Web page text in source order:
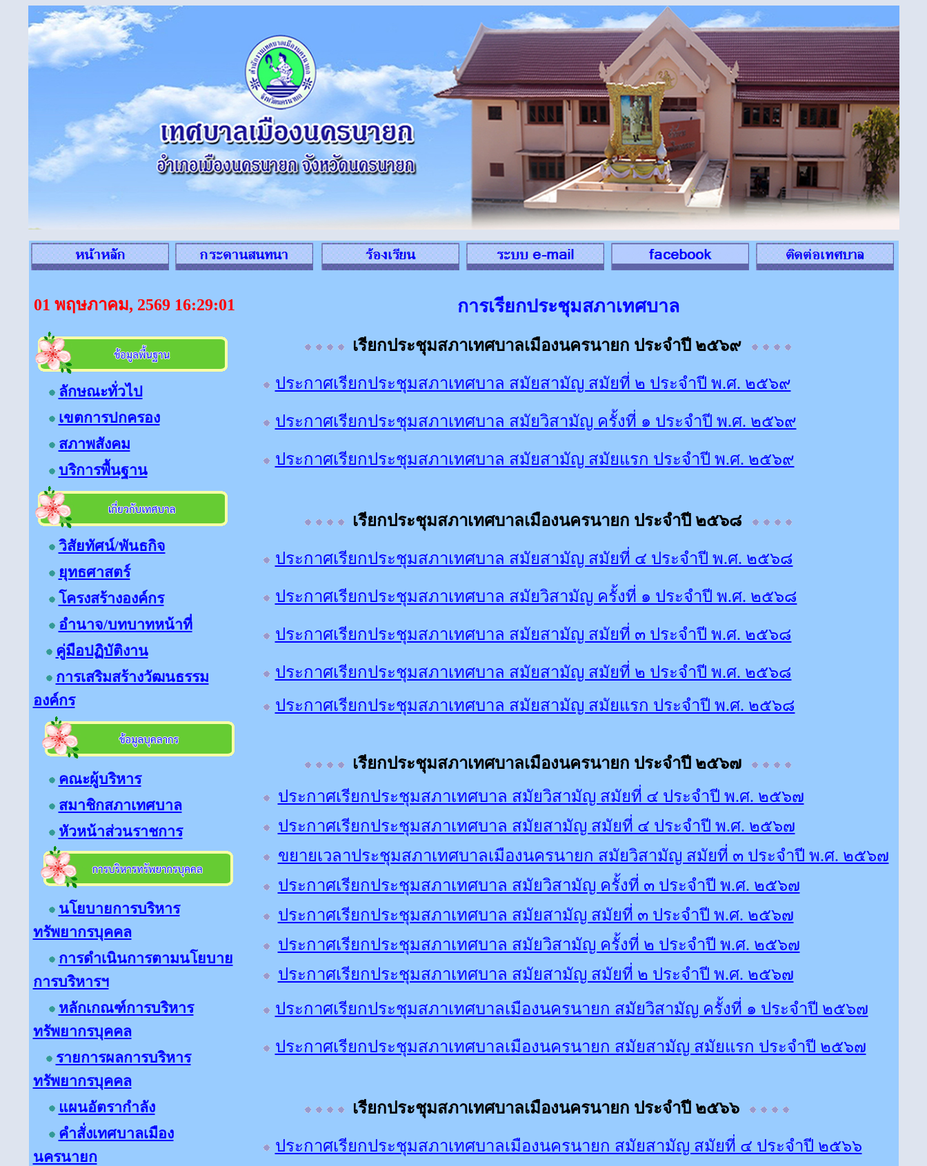
01 พฤษภาคม, 2569 16:29:01
ลักษณะทั่วไป
เขตการปกครอง
สภาพสังคม
บริการพื้นฐาน
วิสัยทัศน์/พันธกิจ
ยุทธศาสตร์
โครงสร้างองค์กร
อำนาจ/บทบาทหน้าที่
คู่มือปฏิบัติงาน
การเสริมสร้างวัฒนธรรม
องค์กร
คณะผู้บริหาร
สมาชิกสภาเทศบาล
หัวหน้าส่วนราชการ
นโยบายการบริหาร
ทรัพยากรบุคคล
การดำเนินการตามนโยบาย
การบริหารฯ
หลักเกณฑ์การบริหาร
ทรัพยากรบุคคล
รายการผลการบริหาร
ทรัพยากรบุคคล
แผนอัตรากำลัง
คำสั่งเทศบาลเมือง
นครนายก
การเรียกประชุมสภาเทศบาล
เรียกประชุมสภาเทศบาลเมืองนครนายก ประจำปี ๒๕๖๙
ประกาศเรียกประชุมสภาเทศบาล สมัยสามัญ สมัยที่ ๒ ประจำปี พ.ศ. ๒๕๖๙
ประกาศเรียกประชุมสภาเทศบาล สมัยวิสามัญ ครั้งที่ ๑ ประจำปี พ.ศ. ๒๕๖๙
ประกาศเรียกประชุมสภาเทศบาล สมัยสามัญ สมัยแรก ประจำปี พ.ศ. ๒๕๖๙
เรียกประชุมสภาเทศบาลเมืองนครนายก ประจำปี ๒๕๖๘
ประกาศเรียกประชุมสภาเทศบาล สมัยสามัญ สมัยที่ ๔ ประจำปี พ.ศ. ๒๕๖๘
ประกาศเรียกประชุมสภาเทศบาล สมัยวิสามัญ ครั้งที่ ๑ ประจำปี พ.ศ. ๒๕๖๘
ประกาศเรียกประชุมสภาเทศบาล สมัยสามัญ สมัยที่ ๓ ประจำปี พ.ศ. ๒๕๖๘
ประกาศเรียกประชุมสภาเทศบาล สมัยสามัญ สมัยที่ ๒ ประจำปี พ.ศ. ๒๕๖๘
ประกาศเรียกประชุมสภาเทศบาล สมัยสามัญ สมัยแรก ประจำปี พ.ศ. ๒๕๖๘
เรียกประชุมสภาเทศบาลเมืองนครนายก ประจำปี ๒๕๖๗
ประกาศเรียกประชุมสภาเทศบาล สมัยวิสามัญ สมัยที่ ๔ ประจำปี พ.ศ. ๒๕๖๗
ประกาศเรียกประชุมสภาเทศบาล สมัยสามัญ สมัยที่ ๔ ประจำปี พ.ศ. ๒๕๖๗
ขยายเวลาประชุมสภาเทศบาลเมืองนครนายก สมัยวิสามัญ สมัยที่ ๓ ประจำปี พ.ศ. ๒๕๖๗
ประกาศเรียกประชุมสภาเทศบาล สมัยวิสามัญ ครั้งที่ ๓ ประจำปี พ.ศ. ๒๕๖๗
ประกาศเรียกประชุมสภาเทศบาล สมัยสามัญ สมัยที่ ๓ ประจำปี พ.ศ. ๒๕๖๗
ประกาศเรียกประชุมสภาเทศบาล สมัยวิสามัญ ครั้งที่ ๒ ประจำปี พ.ศ. ๒๕๖๗
ประกาศเรียกประชุมสภาเทศบาล สมัยสามัญ สมัยที่ ๒ ประจำปี พ.ศ. ๒๕๖๗
ประกาศเรียกประชุมสภาเทศบาลเมืองนครนายก สมัยวิสามัญ ครั้งที่ ๑ ประจำปี ๒๕๖๗
ประกาศเรียกประชุมสภาเทศบาลเมืองนครนายก สมัยสามัญ สมัยแรก ประจำปี ๒๕๖๗
เรียกประชุมสภาเทศบาลเมืองนครนายก ประจำปี ๒๕๖๖
ประกาศเรียกประชุมสภาเทศบาลเมืองนครนายก สมัยสามัญ สมัยที่ ๔ ประจำปี ๒๕๖๖